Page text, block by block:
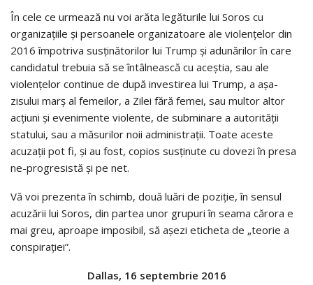
În cele ce urmează nu voi arăta legăturile lui Soros cu
organizaţiile şi persoanele organizatoare ale violenţelor din
2016 împotriva susţinătorilor lui Trump şi adunărilor în care
candidatul trebuia să se întâlnească cu aceştia, sau ale
violenţelor continue de după investirea lui Trump, a aşa-
zisului marş al femeilor, a Zilei fără femei, sau multor altor
acţiuni şi evenimente violente, de subminare a autorităţii
statului, sau a măsurilor noii administraţii. Toate aceste
acuzaţii pot fi, şi au fost, copios susţinute cu dovezi în presa
ne-progresistă şi pe net.
Vă voi prezenta în schimb, două luări de poziţie, în sensul
acuzării lui Soros, din partea unor grupuri în seama cărora e
mai greu, aproape imposibil, să aşezi eticheta de „teorie a
conspiraţiei”.
Dallas, 16 septembrie 2016